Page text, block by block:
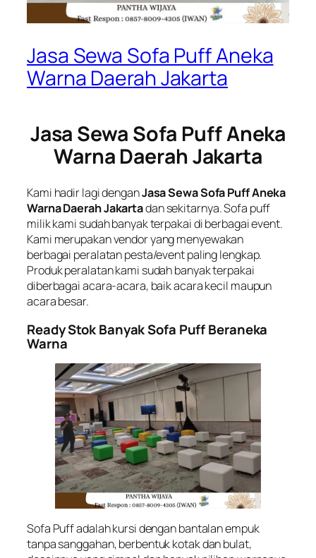
Jasa Sewa Sofa Puff Aneka
Warna Daerah Jakarta
Jasa Sewa Sofa Puff Aneka
Warna Daerah Jakarta
Kami hadir lagi denganJasa Sewa Sofa Puff Aneka
Warna Daerah Jakartadan sekitarnya. Sofa puff
milik kami sudah banyak terpakai di berbagai event.
Kami merupakan vendor yang menyewakan
berbagai peralatan pesta/event paling lengkap.
Produk peralatan kami sudah banyak terpakai
diberbagai acara-acara, baik acara kecil maupun
acara besar.
Ready Stok Banyak Sofa Puff Beraneka
Warna
Sofa Puff adalah kursi dengan bantalan empuk
tanpa sanggahan, berbentuk kotak dan bulat,